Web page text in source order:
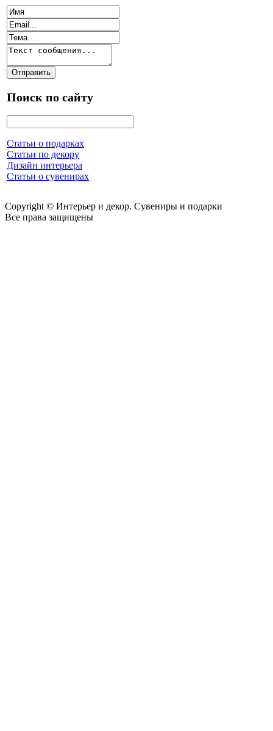
Поиск по сайту
Статьи о подарках
Статьи по декору
Дизайн интерьера
Статьи о сувенирах
Copyright © Интерьер и декор. Сувениры и подарки
Все права защищены